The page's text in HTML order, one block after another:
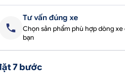
Tư vấn đúng xe
Chọn sản phẩm phù hợp dòng xe
bạn
7 bước